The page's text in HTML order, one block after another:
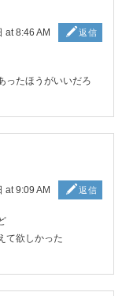
at 8:46 AM 返信
ったほうがいいだろ
at 9:09 AM 返信
て欲しかった